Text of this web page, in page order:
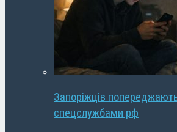
Запоріжців
спецслужбами рф